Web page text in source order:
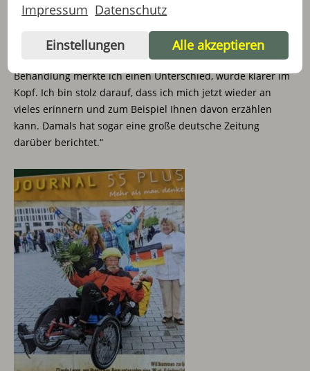
Seitdem kann ich wieder ganze Sätze sprechen. Vor der
an meine Kämpfe nicht mehr erinnern und hatte Blockaden.
Das hat mich depressiv gemacht. Schon während der
Behandlung merkte ich einen Unterschied, wurde klarer im
Kopf. Ich bin stolz darauf, dass ich mich jetzt wieder an
vieles erinnern und zum Beispiel Ihnen davon erzählen
kann. Damals hat sogar eine große deutsche Zeitung
darüber berichtet.“
Impressum Datenschutz
Einstellungen Alle akzeptieren